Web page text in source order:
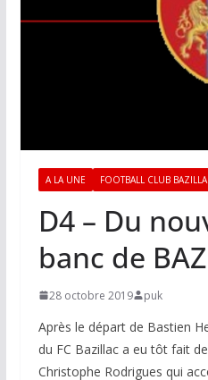
A LA UNE FOOTBALL CLUB
D4 – Du
banc de
28 octobre 2019 puk
Après le départ de Bastien
du FC Bazillac a eu tôt fait
Christophe Rodrigues qui